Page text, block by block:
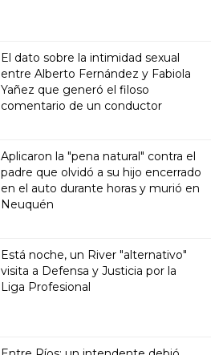
El dato sobre la intimidad sexual
entre Alberto Fernández y Fabiola
Yañez que generó el filoso
comentario de un conductor
Aplicaron la "pena natural" contra el
padre que olvidó a su hijo encerrado
en el auto durante horas y murió en
Neuquén
Está noche, un River "alternativo"
visita a Defensa y Justicia por la
Liga Profesional